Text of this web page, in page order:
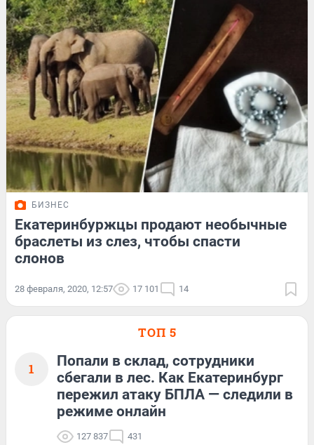
БИЗНЕС
Екатеринбуржцы продают необычные
браслеты из слез, чтобы спасти
слонов
28 февраля, 2020, 12:57 17 101 14
ТОП 5
1
Попали в склад, сотрудники
сбегали в лес. Как Екатеринбург
пережил атаку БПЛА — следили в
режиме онлайн
127 837 431